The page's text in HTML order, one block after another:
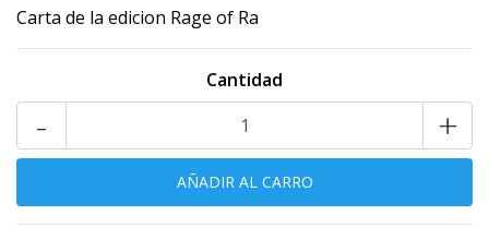
Carta de la edicion Rage of Ra
Cantidad
+
-